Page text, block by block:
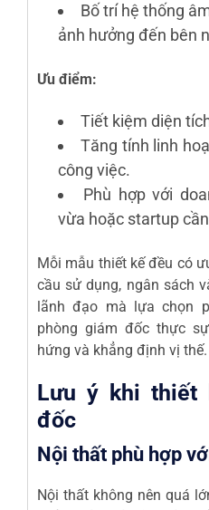
Bố trí hệ thống
ảnh hưởng đến bên
Ưu điểm:
Tiết kiệm diện
Tăng tính linh
công việc.
Phù hợp với
vừa hoặc startup
Mỗi mẫu thiết kế đều có
cầu sử dụng, ngân sách
lãnh đạo mà lựa chọn
phòng giám đốc thực
hứng và khẳng định vị thế.
Lưu ý khi thiết
đốc
Nội thất phù hợp
Nội thất không nên quá